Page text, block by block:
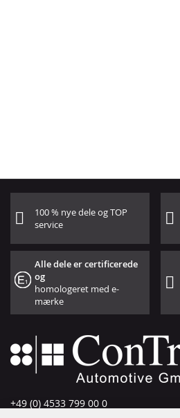
100 % nye dele og TOP
service
Alle dele er certificerede
og
homologeret med e-
mærke
+49 (0) 4533 799 00 0